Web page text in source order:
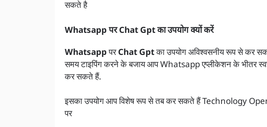
सकते है
Whatsapp पर Chat Gpt का उपयोग क्यों करें
WhatsappपरChat Gptका उपयोग अविश्वसनीय रूप से कर
समय टाइपिंग करने के बजाय आप Whatsapp एप्लीकेशन के भीतर
कर सकते हैं.
इसका उपयोग आप विशेष रूप से तब कर सकते हैं Technology
पर